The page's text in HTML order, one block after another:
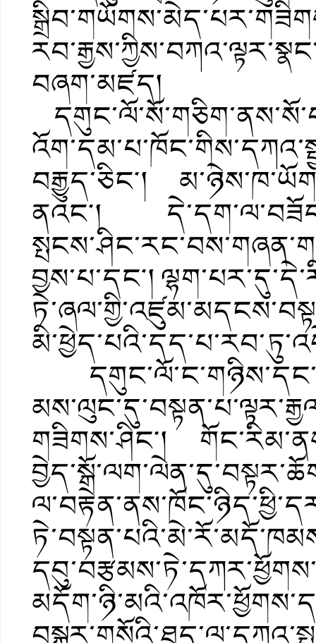
བཞག་མཛད།
བརྒྱུད་ཅིང༌།
ནའང༌།
བྱས་པ་དང༌།
གཟིགས་ཤིང༌།